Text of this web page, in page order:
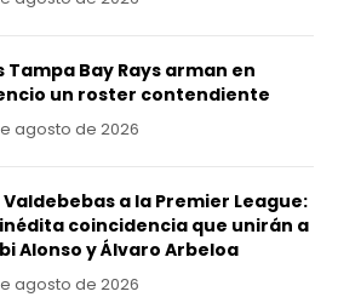
Tampa Bay Rays arman en
un roster contendiente
agosto de 2026
Valdebebas a la Premier League:
inédita coincidencia que unirán a
Alonso y Álvaro Arbeloa
agosto de 2026